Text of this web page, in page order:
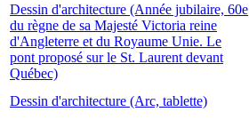
Dessin d'architecture (Année jubilaire, 60e
du règne de sa Majesté Victoria reine
d'Angleterre et du Royaume Unie. Le
pont proposé sur le St. Laurent devant
Québec)
Dessin d'architecture (Arc, tablette)